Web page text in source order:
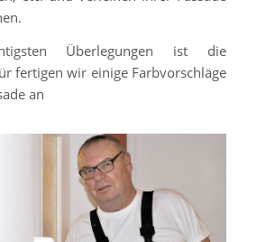
Überlegungen ist die
fertigen wir einige Farbvorschläge
an